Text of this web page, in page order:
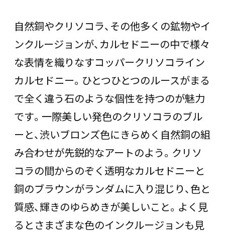
自然銅やクリソコラ、その他多くの鉱物やイ
ンクルージョンが、カルセドニーの中で様々
な表情を織りなすコッパークリソコライン
カルセドニー。ひとつひとつのルースがまる
で全く違う石のような個性を持つのが魅力
です。一際美しい発色のクリソコラのブル
ーと、渋いブロンズ色にきらめく自然銅の組
み合わせが先鋭的なアートのよう。クリソ
コラの間からのぞく透明なカルセドニーと
銅のブラウンがランダムに入り混じり、色と
質感、輝きのゆらめきが美しいこと。よく見
るとさまざまな色のインクルージョンも見